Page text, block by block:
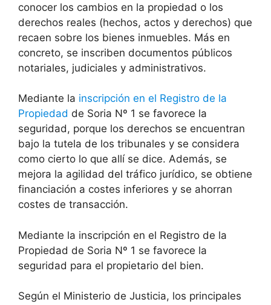
conocer los cambios en la propiedad o los
derechos reales (hechos, actos y derechos) que
recaen sobre los bienes inmuebles. Más en
concreto, se inscriben documentos públicos
notariales, judiciales y administrativos.
Mediante la inscripción en el Registro de la
Propiedad de Soria Nº 1 se favorece la
seguridad, porque los derechos se encuentran
bajo la tutela de los tribunales y se considera
como cierto lo que allí se dice. Además, se
mejora la agilidad del tráfico jurídico, se obtiene
financiación a costes inferiores y se ahorran
costes de transacción.
Mediante la inscripción en el Registro de la
Propiedad de Soria Nº 1 se favorece la
seguridad para el propietario del bien.
Según el Ministerio de Justicia, los principales